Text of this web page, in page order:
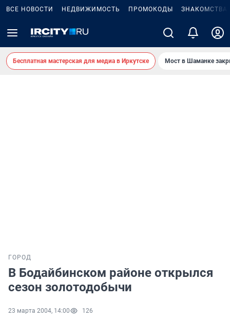
ВСЕ НОВОСТИ НЕДВИЖИМОСТЬ ПРОМОКОДЫ ЗНАКОМСТВА
Бесплатная мастерская для медиа в Иркутске Мост в Шаманке
ГОРОД
В Бодайбинском районе открылся
сезон золотодобычи
23 марта 2004, 14:00 126